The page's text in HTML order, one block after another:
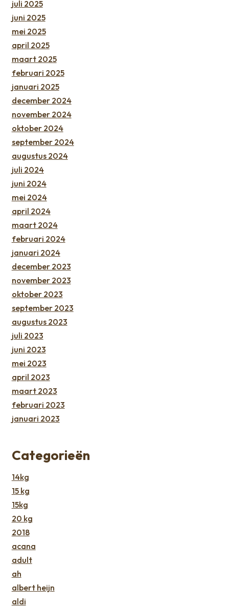
juli 2025
juni 2025
mei 2025
april 2025
maart 2025
februari 2025
januari 2025
december 2024
november 2024
oktober 2024
september 2024
augustus 2024
juli 2024
juni 2024
mei 2024
april 2024
maart 2024
februari 2024
januari 2024
december 2023
november 2023
oktober 2023
september 2023
augustus 2023
juli 2023
juni 2023
mei 2023
april 2023
maart 2023
februari 2023
januari 2023
Categorieën
14kg
15 kg
15kg
20 kg
2018
acana
adult
ah
albert heijn
aldi